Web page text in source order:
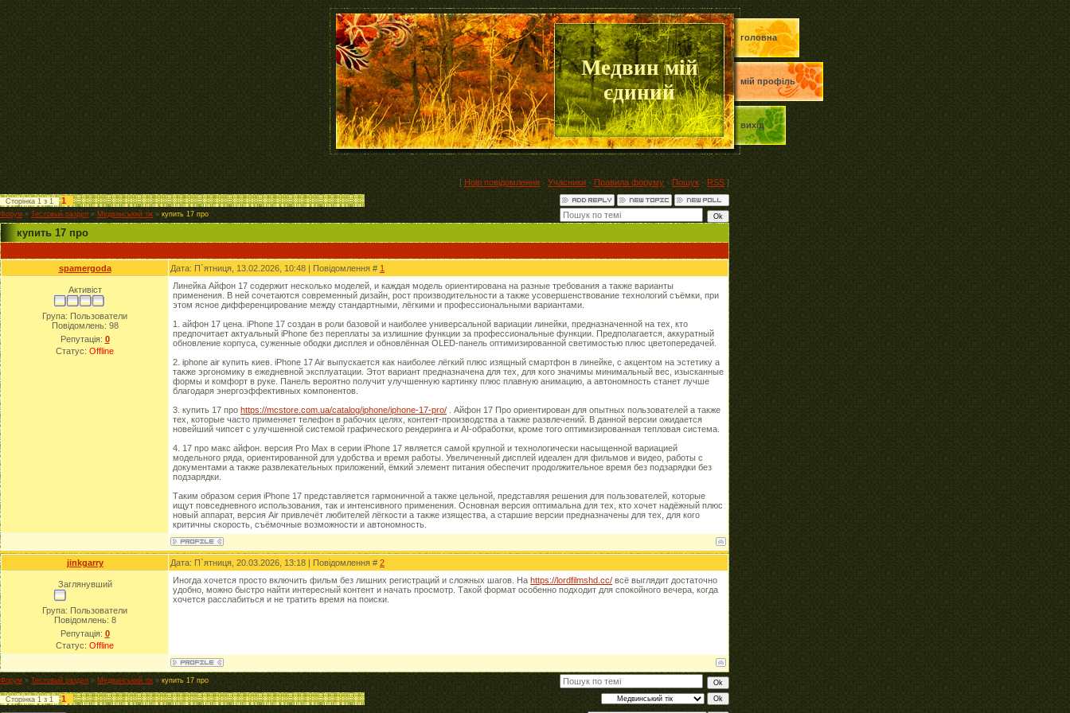
головна
мій профіль
вихід
Медвин мій
єдиний
[ Нові повідомлення · Учасники · Правила форуму · Пошук · RSS ]
Сторінка 1 з 1 1
Форум » Тестовый раздел » Медвинський тік » купить 17 про
купить 17 про
spamergoda Дата: П`ятниця, 13.02.2026, 10:48 | Повідомлення # 1
Активіст
Група: Пользователи
Повідомлень: 98
Репутація: 0
Статус: Offline
Линейка Айфон 17 содержит несколько моделей, и каждая модель ориентирована на разные требования а также варианты
применения. В ней сочетаются современный дизайн, рост производительности а также усовершенствование технологий съёмки, при
этом ясное дифференцирование между стандартными, лёгкими и профессиональными вариантами.
1. айфон 17 цена. iPhone 17 создан в роли базовой и наиболее универсальной вариации линейки, предназначенной на тех, кто
предпочитает актуальный iPhone без переплаты за излишние функции за профессиональные функции. Предполагается, аккуратный
обновление корпуса, суженные ободки дисплея и обновлённая OLED-панель оптимизированной светимостью плюс цветопередачей.
2. iphone air купить киев. iPhone 17 Air выпускается как наиболее лёгкий плюс изящный смартфон в линейке, с акцентом на эстетику а
также эргономику в ежедневной эксплуатации. Этот вариант предназначена для тех, для кого значимы минимальный вес, изысканные
формы и комфорт в руке. Панель вероятно получит улучшенную картинку плюс плавную анимацию, а автономность станет лучше
благодаря энергоэффективных компонентов.
3. купить 17 про https://mcstore.com.ua/catalog/iphone/iphone-17-pro/ . Айфон 17 Про ориентирован для опытных пользователей а также
тех, которые часто применяет телефон в рабочих целях, контент-производства а также развлечений. В данной версии ожидается
новейший чипсет с улучшенной системой графического рендеринга и AI-обработки, кроме того оптимизированная тепловая система.
4. 17 про макс айфон. версия Pro Max в серии iPhone 17 является самой крупной и технологически насыщенной вариацией
модельного ряда, ориентированной для удобства и время работы. Увеличенный дисплей идеален для фильмов и видео, работы с
документами а также развлекательных приложений, ёмкий элемент питания обеспечит продолжительное время без подзарядки без
подзарядки.
Таким образом серия iPhone 17 представляется гармоничной а также цельной, представляя решения для пользователей, которые
ищут повседневного использования, так и интенсивного применения. Основная версия оптимальна для тех, кто хочет надёжный плюс
новый аппарат, версия Air привлечёт любителей лёгкости а также изящества, а старшие версии предназначены для тех, для кого
критичны скорость, съёмочные возможности и автономность.
jinkgarry Дата: П`ятниця, 20.03.2026, 13:18 | Повідомлення # 2
Заглянувший
Група: Пользователи
Повідомлень: 8
Репутація: 0
Статус: Offline
Иногда хочется просто включить фильм без лишних регистраций и сложных шагов. На https://lordfilmshd.cc/ всё выглядит достаточно
удобно, можно быстро найти интересный контент и начать просмотр. Такой формат особенно подходит для спокойного вечера, когда
хочется расслабиться и не тратить время на поиски.
Форум » Тестовый раздел » Медвинський тік » купить 17 про
Сторінка 1 з 1
1